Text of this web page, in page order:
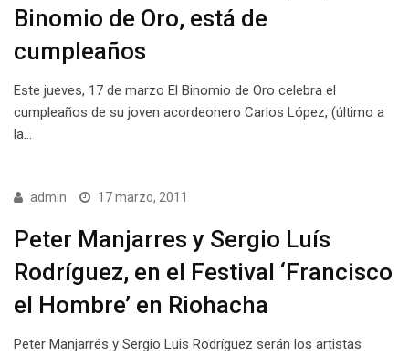
Binomio de Oro, está de
cumpleaños
Este jueves, 17 de marzo El Binomio de Oro celebra el
cumpleaños de su joven acordeonero Carlos López, (último a
la…
admin 17 marzo, 2011
Peter Manjarres y Sergio Luís
Rodríguez, en el Festival ‘Francisco
el Hombre’ en Riohacha
Peter Manjarrés y Sergio Luis Rodríguez serán los artistas